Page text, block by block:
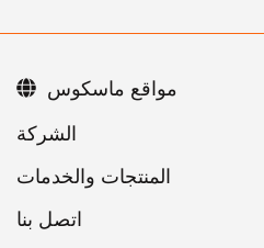
اتصل بنا
مواقع ماسكوس